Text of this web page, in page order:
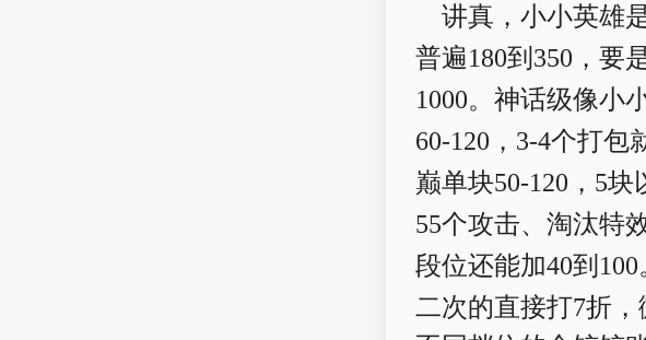
讲真，小小英雄
普遍180到350，要
1000。神话级像小
60-120，3-4个打包
巅单块50-120，5块
55个攻击、淘汰特
段位还能加40到
二次的直接打7折，